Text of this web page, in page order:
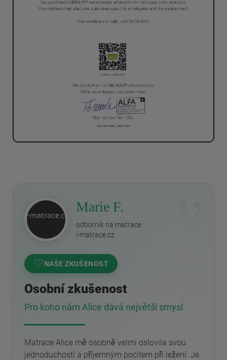
Marie F.
odborník na matrace
i-matrace.cz
♡ NAŠE ZKUŠENOST
Osobní zkušenost
Pro koho nám Alice dává největší smysl
Matrace Alice mě osobně velmi oslovila svou
jednoduchostí a příjemným pocitem při ležení. Je